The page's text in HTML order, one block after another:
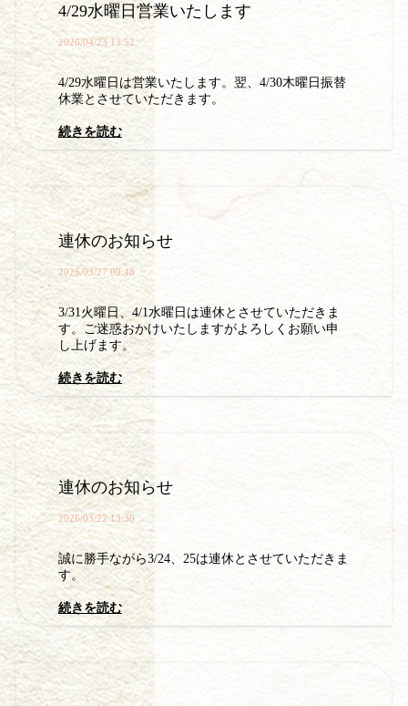
4/29水曜日営業いたします
2026/04/23 13:52
4/29水曜日は営業いたします。翌、4/30木曜日振替
休業とさせていただきます。
続きを読む
連休のお知らせ
2026/03/27 09:48
3/31火曜日、4/1水曜日は連休とさせていただきま
す。ご迷惑おかけいたしますがよろしくお願い申
し上げます。
続きを読む
連休のお知らせ
2026/03/22 13:39
誠に勝手ながら3/24、25は連休とさせていただきま
す。
続きを読む